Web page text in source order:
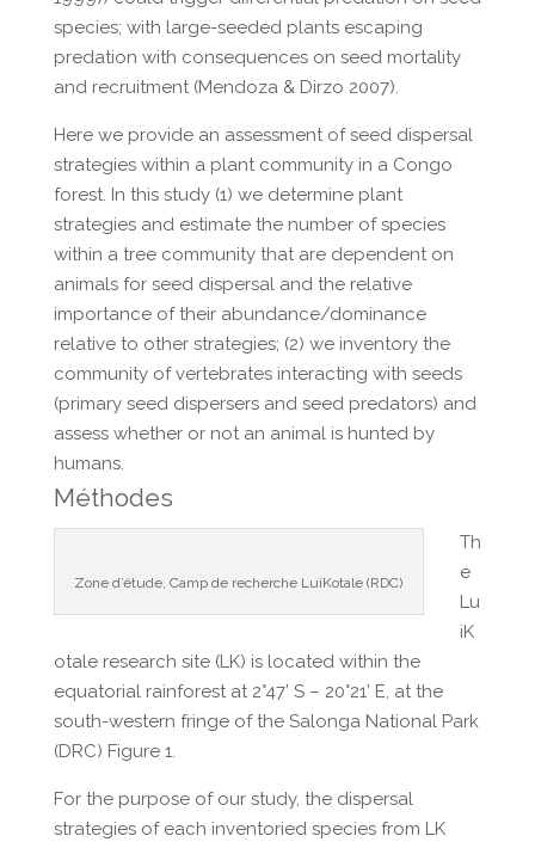
species; with large-seeded plants escaping
predation with consequences on seed mortality
and recruitment (Mendoza & Dirzo 2007).
Here we provide an assessment of seed dispersal
strategies within a plant community in a Congo
forest. In this study (1) we determine plant
strategies and estimate the number of species
within a tree community that are dependent on
animals for seed dispersal and the relative
importance of their abundance/dominance
relative to other strategies; (2) we inventory the
community of vertebrates interacting with seeds
(primary seed dispersers and seed predators) and
assess whether or not an animal is hunted by
humans.
Méthodes
Zone d’étude, Camp de recherche LuiKotale (RDC)
Th
e
Lu
iK
otale research site (LK) is located within the
equatorial rainforest at 2°47’ S – 20°21’ E, at the
south-western fringe of the Salonga National Park
(DRC) Figure 1.
For the purpose of our study, the dispersal
strategies of each inventoried species from LK